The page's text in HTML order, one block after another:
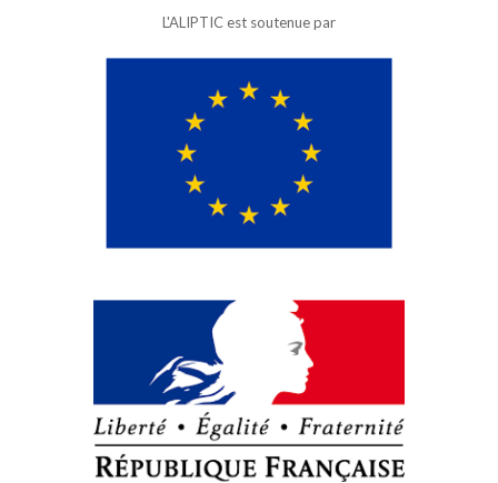
L'ALIPTIC est soutenue par